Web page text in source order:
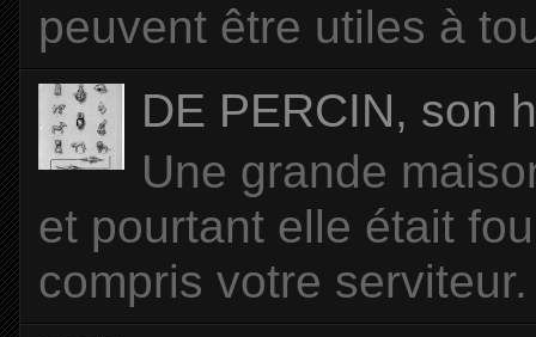
peuvent être utiles à
DE PERCIN, son
Une grande
et pourtant elle était
compris votre